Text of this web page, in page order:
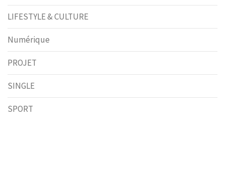
LIFESTYLE & CULTURE
Numérique
PROJET
SINGLE
SPORT